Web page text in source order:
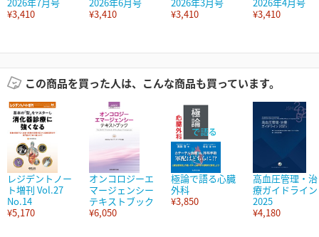
¥3,410
¥3,410
¥3,410
¥3,410
この商品を買った人は、こんな商品も買っています。
レジデントノー
ト増刊 Vol.27
No.14
¥5,170
オンコロジーエ
マージェンシー
テキストブック
¥6,050
極論で語る心臓
外科
¥3,850
高血圧管理・治
療ガイドライン
2025
¥4,180